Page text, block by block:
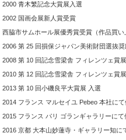
2000 青木繁記念大賞展入選
2002 国画会展新人賞受賞
西脇市サムホール展優秀賞受賞（作品買い
2006 第 25 回損保ジャパン美術財団選抜
2008 第 10 回記念雪梁舎 フィレンツェ賞
2010 第 12 回記念雪梁舎 フィレンツェ賞
2013 第 10 回小磯良平大賞展 入選
2014 フランス マルセイユ Pebeo 本社にて
2015 フランス パリ ゴランギャラリーにて
2016 京都 大本山妙蓮寺・ギャラリー知に